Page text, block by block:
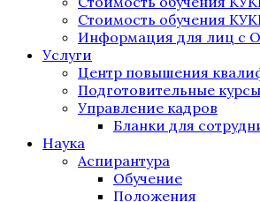
Стоимость обучения
Информация для лиц с
Услуги
Центр повышения
Подготовительные курсы
Управление кадров
Бланки для
Наука
Аспирантура
Обучение
Положения